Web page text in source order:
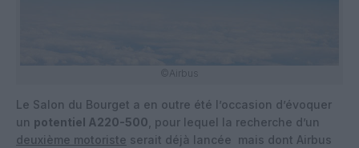
©Airbus
Le Salon du Bourget a en outre été l’occasion d’évoquer
un potentiel A220-500 , pour lequel la recherche d’un
deuxième motoriste serait déjà lancée mais dont Airbus